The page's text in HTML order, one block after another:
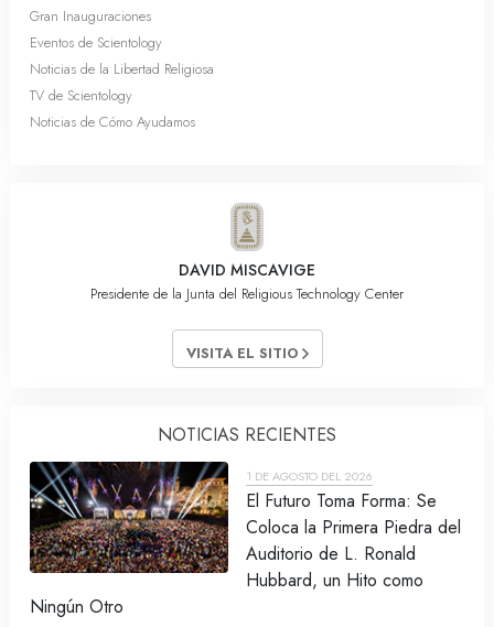
Gran Inauguraciones
Eventos de Scientology
Noticias de la Libertad Religiosa
TV de Scientology
Noticias de Cómo Ayudamos
DAVID MISCAVIGE
Presidente de la Junta del Religious Technology Center
VISITA EL SITIO
NOTICIAS RECIENTES
1 DE AGOSTO DEL 2026
El Futuro Toma Forma: Se
Coloca la Primera Piedra del
Auditorio de L. Ronald
Hubbard, un Hito como
Ningún Otro